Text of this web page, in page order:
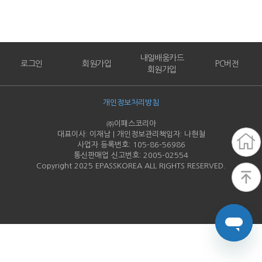
로그인 회원가입
내일배움카드
회원가입
PC버전
개인정보처리방침
㈜이패스코리아
대표이사: 이재남 | 개인정보관리책임자: 나현철
사업자 등록번호: 105-86-56986
통신판매업 신고번호: 2005-02554
Copyright 2025 EPASSKOREA ALL RIGHTS RESERVED.